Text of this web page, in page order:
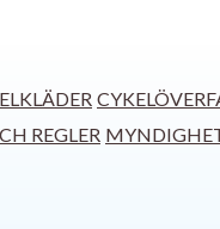
REGLER